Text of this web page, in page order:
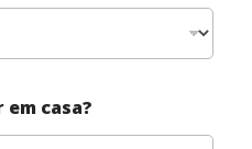
casa?